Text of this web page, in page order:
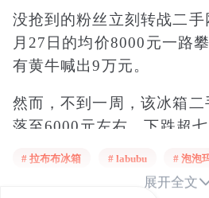
没抢到的粉丝立刻转战二
月27日的均价8000元一路
有黄牛喊出9万元。
然而，不到一周，该冰箱
落至6000元左右，下跌超
有媒体指出，在京东商城上
# 拉布布冰箱 # labubu # 泡泡
展开全文